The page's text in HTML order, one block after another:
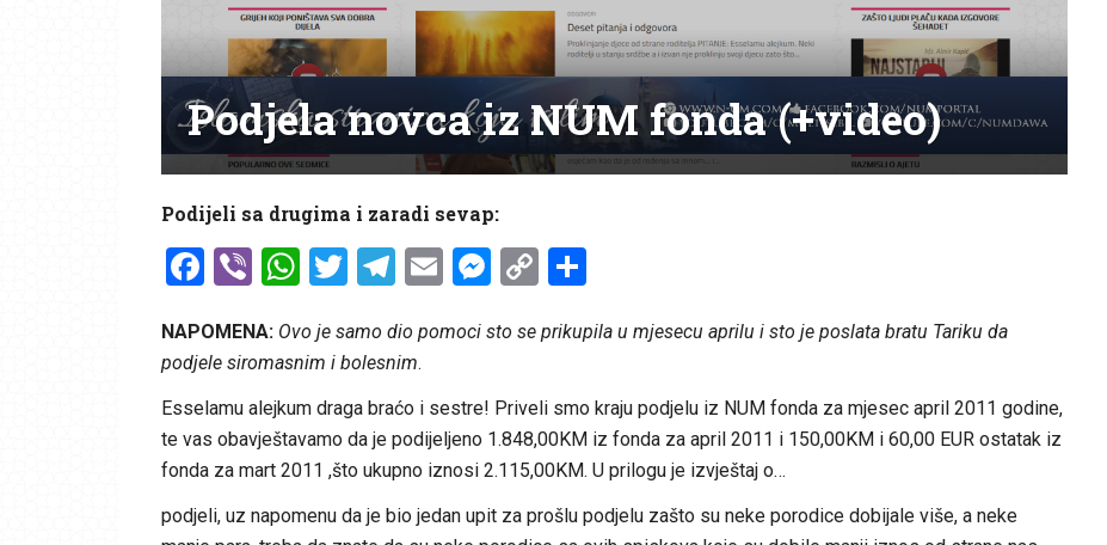
Podjela novca iz NUM fonda (+video)
Podijeli sa drugima i zaradi sevap:
Facebook
ViberWhatsApp
Twitter
Telegram
EmailMessenger
CopyShare
NAPOMENA: Ovo je samo dio pomoci sto se prikupila u mjesecu aprilu i sto je poslata bratu Tariku da
podjele siromasnim i bolesnim.
Esselamu alejkum draga braćo i sestre! Priveli smo kraju podjelu iz NUM fonda za mjesec april 2011 godine,
te vas obavještavamo da je podijeljeno 1.848,00KM iz fonda za april 2011 i 150,00KM i 60,00 EUR ostatak iz
fonda za mart 2011 ,što ukupno iznosi 2.115,00KM. U prilogu je izvještaj o…
podjeli, uz napomenu da je bio jedan upit za prošlu podjelu zašto su neke porodice dobijale više, a neke